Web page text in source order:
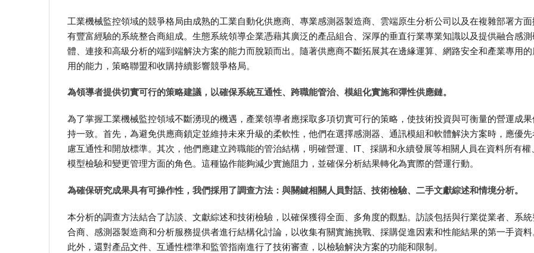
工業機械監控領域的競爭格局由成熟的工業自動化供應商、專業感測器製造商、雲端原生分析公司以及在複雜部署方面
有豐富經驗的系統整合商組成。生態系統領導企業憑藉其廣泛的產品組合、深厚的垂直行業專業知識以及提供融合感測
體、連接和高級分析的端到端解決方案的能力而脫穎而出。隨著供應商不斷拓展其在邊緣運算、網路安全和產業專用的
用的能力，策略聯盟和收購持續影響競爭格局。
為領導者提供切實可行的策略建議，以確保系統互通性、跨職能管治、模組化實施和彈性供應鏈。
為了掌握工業機械監控領域不斷湧現的機遇，產業領導者應採取多項切實可行的策略，使技術投資與可衡量的營運成果
持一致。首先，為避免供應商鎖定並維持未來升級的柔軟性，他們在選擇感測器、通訊模組和軟體解決方案時，應優先
慮互通性和開放標準。其次，他們應建立跨職能的管治結構，明確營運、IT、採購和永續發展等相關人員在資料所有權
模型檢驗和變更管理方面的角色。這種協作能夠減少實施阻力，並確保分析結果轉化為實際的營運行動。
為確保研究成果具有可操作性，我們採用了調查方法：與關鍵相關人員對話、技術檢驗、二手文獻綜述和情境分析。
本分析的調查方法結合了訪談、文獻綜述和技術檢驗，以確保獲得全面、多角度的觀點。訪談包括與行業從業者、系統
合商、感測器製造商和分析服務提供者進行結構化討論，以收集有關實施挑戰、採購促進因素和性能結果的第一手資料
此外，還對產品文件、互通性標準和監管指南進行了技術審查，以檢驗解決方案的功能和限制。